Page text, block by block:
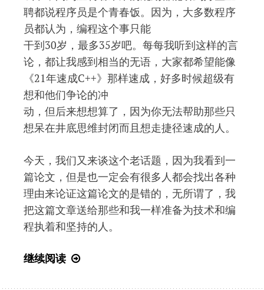
聘都说程序员是个青春饭。因为，大多数程序
员都认为，编程这个事只能
干到30岁，最多35岁吧。每每我听到这样的言
论，都让我感到相当的无语，大家都希望能像
《21年速成C++》那样速成，好多时候超级有
想和他们争论的冲
动，但后来想想算了，因为你无法帮助那些只
想呆在井底思维封闭而且想走捷径速成的人。
今天，我们又来谈这个老话题，因为我看到一
篇论文，但是也一定会有很多人都会找出各种
理由来论证这篇论文的是错的，无所谓了，我
把这篇文章送给那些和我一样准备为技术和编
程执着和坚持的人。
继续阅读